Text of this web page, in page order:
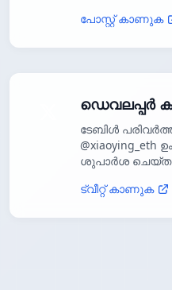
പോസ്റ്റ് കാണുക
ഡെവലപ്പർ
ടേബിൾ
@xiaoying_eth
ശുപാർശ
ട്വീറ്റ് കാണുക